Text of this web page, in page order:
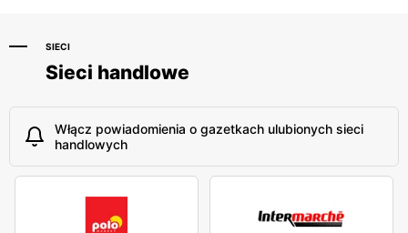
SIECI
Sieci handlowe
Włącz powiadomienia o gazetkach ulubionych sieci
handlowych